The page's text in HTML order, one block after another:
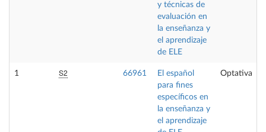
y técnicas de
evaluación en
la enseñanza y
el aprendizaje
de ELE
1 S2 66961
El español
para fines
específicos en
la enseñanza y
el aprendizaje
Optativa